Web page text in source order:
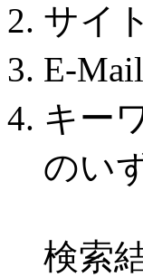
サイ
E-
キー
のい
検索